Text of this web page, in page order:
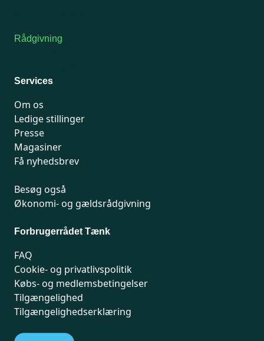
Rådgivning
Services
Om os
Ledige stillinger
Presse
Magasiner
Få nyhedsbrev
Besøg også
Økonomi- og gældsrådgivning
Forbrugerrådet Tænk
FAQ
Cookie- og privatlivspolitik
Købs- og medlemsbetingelser
Tilgængelighed
Tilgængelighedserklæring